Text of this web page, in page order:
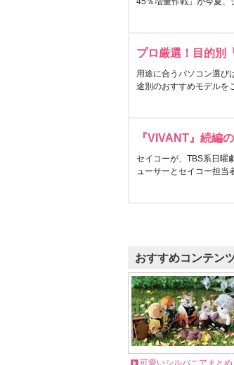
プロ厳選！目的別
用途に合うパソコン選び
途別のおすすめモデルを
『VIVANT』続編
セイコーが、TBS系日曜
ューサーとセイコー担当
おすすめコンテン
可愛いシルバニアまとめ